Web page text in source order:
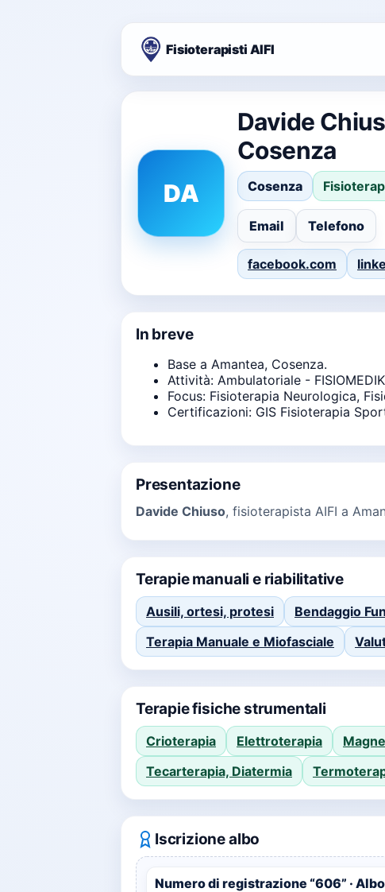
Fisioterapisti AIFI
DA
Davide
Cosenza
Cosenza
Email Telefono
facebook.com
In breve
Base a Amantea, Cosenza.
Attività: Ambulatoriale -
Focus: Fisioterapia Neurologica,
Certificazioni: GIS Fisioterapia
Presentazione
Davide Chiuso, fisioterapista AIFI a
Terapie manuali e riabilitative
Ausili, ortesi, protesi Bendaggio
Terapia Manuale e Miofasciale
Terapie fisiche strumentali
Crioterapia Elettroterapia
Tecarterapia, Diatermia
Iscrizione albo
Numero di registrazione “606” ·